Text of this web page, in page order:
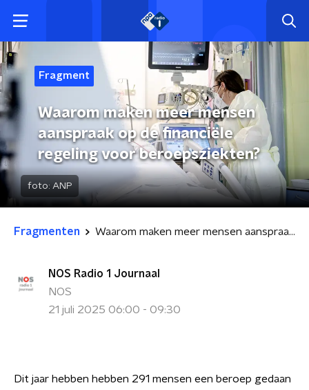
Fragment
Waarom maken meer mensen
aanspraak op de financiële
regeling voor beroepsziekten?
foto: ANP
Fragmenten Waarom maken meer mensen aanspraak op de financiële regeling voor beroepsziekten?
NOS Radio 1 Journaal
NOS
21 juli 2025 06:00 - 09:30
Dit jaar hebben hebben 291 mensen een beroep gedaan